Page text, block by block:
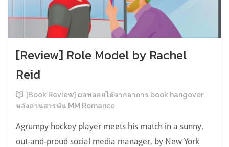
[Review] Role Model by Rachel
Reid
[Book Review] ผลพลอยได้จากอาการ book hangover
หลังอ่านสารพัน MM Romance
Agrumpy hockey player meets his match in a sunny,
out-and-proud social media manager, by New York